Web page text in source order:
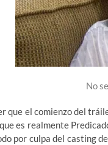
No
que el comienzo del
es realmente
por culpa del casting